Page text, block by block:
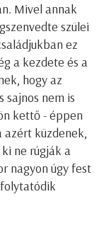
Mivel annak
szülei
ez
a kezdete és a
hogy az
sajnos nem is
kettő - éppen
azért küzdenek,
ne rúgják a
nagyon úgy fest